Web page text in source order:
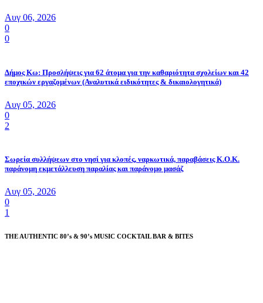
Αυγ 06, 2026
0
0
Δήμος Κω: Προσλήψεις για 62 άτομα για την καθαριότητα σχολείων και 42
εποχικών εργαζομένων (Αναλυτικά ειδικότητες & δικαιολογητικά)
Αυγ 05, 2026
0
2
Σωρεία συλλήψεων στο νησί για κλοπές, ναρκωτικά, παραβάσεις Κ.Ο.Κ.
παράνομη εκμετάλλευση παραλίας και παράνομο μασάζ
Αυγ 05, 2026
0
1
THE AUTHENTIC 80’s & 90’s MUSIC COCKTAIL BAR & BITES